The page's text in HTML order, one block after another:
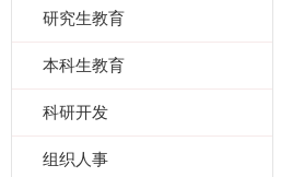
研究生教育
本科生教育
科研开发
组织人事